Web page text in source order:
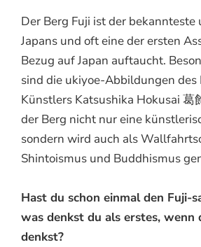
Der Berg Fuji ist der bekannteste
Japans und oft eine der ersten
Bezug auf Japan auftaucht.
sind die ukiyoe-Abbildungen des
Künstlers Katsushika Hokusai 葛
der Berg nicht nur eine
sondern wird auch als
Shintoismus und Buddhismus
Hast du schon einmal den Fuji-
was denkst du als erstes, wenn
denkst?